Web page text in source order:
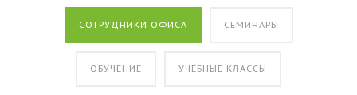
СОТРУДНИКИ ОФИСА СЕМИНАРЫ
ОБУЧЕНИЕ УЧЕБНЫЕ КЛАССЫ